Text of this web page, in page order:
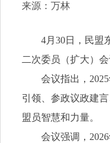
来源：万林
4月30日，民盟
二次委员（扩大）
会议指出，
引领、参政议政建
盟员智慧和力量。
会议强调，